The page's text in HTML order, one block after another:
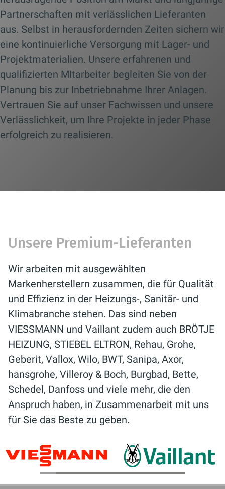
Partnerschaften mit verlässlichen Lieferanten
aus. Selbst in herausfordernden Zeiten sichern wir
eine kontinuierliche Versorgung mit Lager- und
Projektmaterialien. Unsere erfahrenen und
qualifizierten MItarbeiter begleiten Sie von der
Planung bis zur Inbetriebnahme Ihrer Anlagen.
Vertrauen Sie auf unser Fachwissen und unsere
Verlässlichkeit, um Ihre Projekte in jeder Phase
erfolgreich zu realisieren.
Unsere Premium-Lieferanten
Wir arbeiten mit ausgewählten
Markenherstellern zusammen, die für Qualität
und Effizienz in der Heizungs-, Sanitär- und
Klimabranche stehen. Das sind neben
VIESSMANN und Vaillant zudem auch BRÖTJE
HEIZUNG, STIEBEL ELTRON, Rehau, Grohe,
Geberit, Vallox, Wilo, BWT, Sanipa, Axor,
hansgrohe, Villeroy & Boch, Burgbad, Bette,
Schedel, Danfoss und viele mehr, die den
Anspruch haben, in Zusammenarbeit mit uns
für Sie das Beste zu geben.